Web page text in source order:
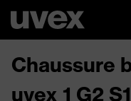
Chaussure
uvex 1 G2